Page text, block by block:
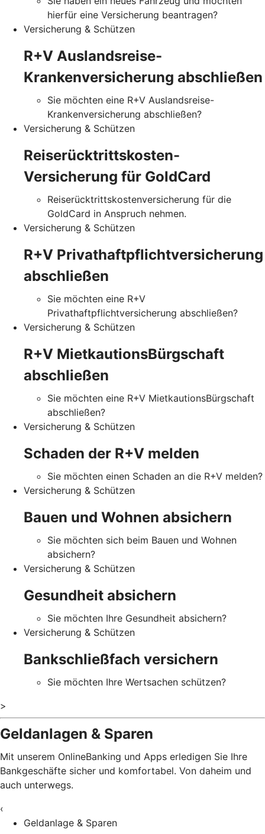
hierfür eine Versicherung beantragen?
Versicherung & Schützen
R+V Auslandsreise-
Krankenversicherung abschließen
Sie möchten eine R+V Auslandsreise-
Krankenversicherung abschließen?
Versicherung & Schützen
Reiserücktrittskosten-
Versicherung für GoldCard
Reiserücktrittskostenversicherung für die
GoldCard in Anspruch nehmen.
Versicherung & Schützen
R+V Privathaftpflichtversicherung
abschließen
Sie möchten eine R+V
Privathaftpflichtversicherung abschließen?
Versicherung & Schützen
R+V MietkautionsBürgschaft
abschließen
Sie möchten eine R+V MietkautionsBürgschaft
abschließen?
Versicherung & Schützen
Schaden der R+V melden
Sie möchten einen Schaden an die R+V melden?
Versicherung & Schützen
Bauen und Wohnen absichern
Sie möchten sich beim Bauen und Wohnen
absichern?
Versicherung & Schützen
Gesundheit absichern
Sie möchten Ihre Gesundheit absichern?
Versicherung & Schützen
Bankschließfach versichern
Sie möchten Ihre Wertsachen schützen?
>
Geldanlagen & Sparen
Mit unserem OnlineBanking und Apps erledigen Sie Ihre
Bankgeschäfte sicher und komfortabel. Von daheim und
auch unterwegs.
‹
Geldanlage & Sparen